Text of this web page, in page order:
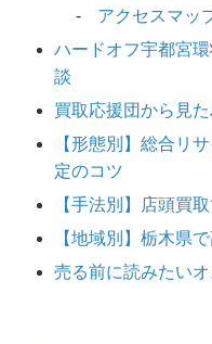
アクセスマッ
ハードオフ宇都宮
談
買取応援団から見
【形態別】総合リ
定のコツ
【手法別】店頭買
【地域別】栃木県
売る前に読みたい